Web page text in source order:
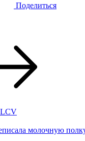
Поделиться
LCV
молочную